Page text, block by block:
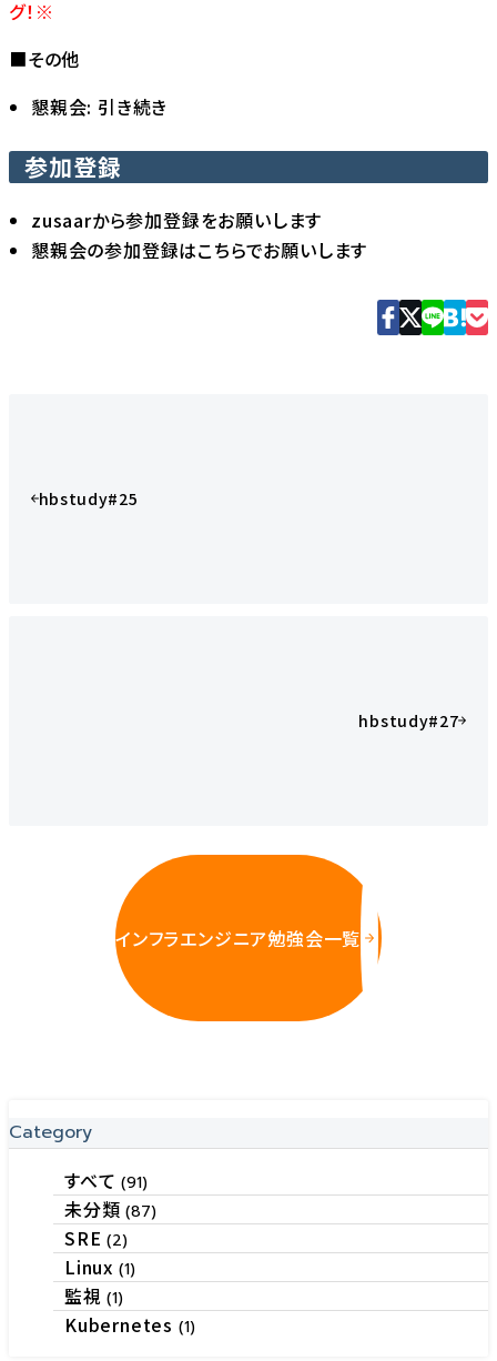
グ！※
■その他
懇親会: 引き続き
参加登録
zusaarから参加登録をお願いします
懇親会の参加登録はこちらでお願いします
hbstudy#25
hbstudy#27
インフラエンジニア勉強会一覧
Category
すべて(91)
未分類(87)
SRE(2)
Linux (1)
監視(1)
Kubernetes (1)